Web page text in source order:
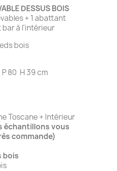
DESSUS BOIS
+ 1 abattant
à l'intérieur
4 pieds bois
P 80 H 39 cm
Toscane + Intérieur
échantillons vous
commande)
bois